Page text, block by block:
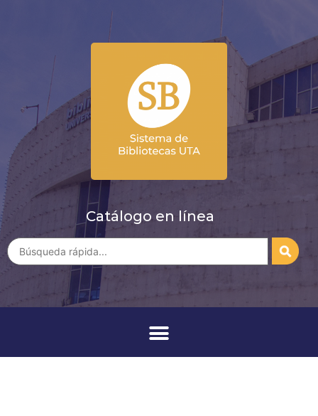
Catálogo en línea